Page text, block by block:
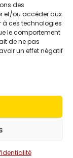
des
et/ou accéder aux
à ces technologies
le comportement
de ne pas
un effet négatif
by